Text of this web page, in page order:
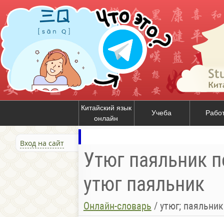
Китайский язык
онлайн
Учеба
Вход на сайт
Утюг паяльник
утюг паяльник
Онлайн-словарь / утюг; паяльник